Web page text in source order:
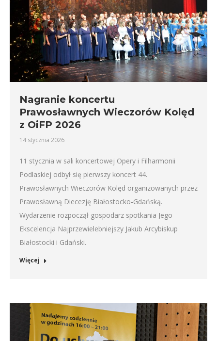
Nagranie koncertu
Prawosławnych Wieczorów Kolęd
z OiFP 2026
14 stycznia 2026
11 stycznia w sali koncertowej Opery i Filharmonii
Podlaskiej odbył się pierwszy koncert 44.
Prawosławnych Wieczorów Kolęd organizowanych przez
Prawosławną Diecezję Białostocko-Gdańską.
Wydarzenie rozpoczął gospodarz spotkania Jego
Ekscelencja Najprzewielebniejszy Jakub Arcybiskup
Białostocki i Gdański.
Więcej